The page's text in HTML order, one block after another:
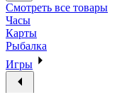
Смотреть все товары
Часы
Карты
Рыбалка
Игры